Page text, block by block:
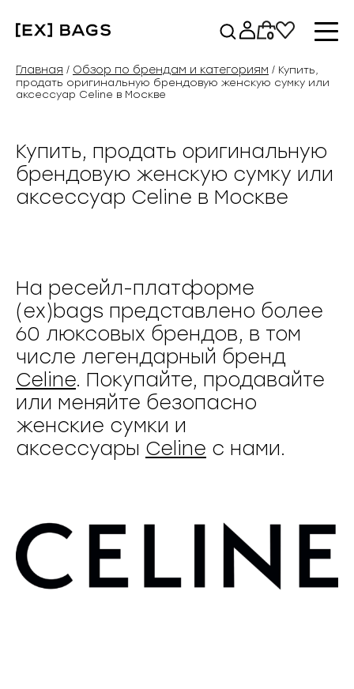
содержимому
0
Главная / Обзор по брендам и категориям / Купить,
продать оригинальную брендовую женскую сумку или
аксессуар Celine в Москве
Купить, продать оригинальную
брендовую женскую сумку или
аксессуар Celine в Москве
На ресейл-платформе
(ex)bags представлено более
60 люксовых брендов, в том
числе легендарный бренд
Celine. Покупайте, продавайте
или меняйте безопасно
женские сумки и
аксессуары Celine с нами.